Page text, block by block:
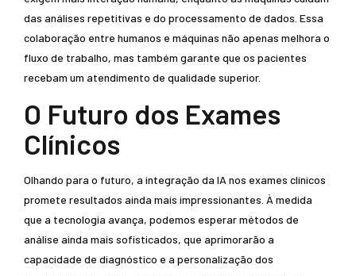
das análises repetitivas e do processamento de dados. Essa
colaboração entre humanos e máquinas não apenas melhora o
fluxo de trabalho, mas também garante que os pacientes
recebam um atendimento de qualidade superior.
O Futuro dos Exames
Clínicos
Olhando para o futuro, a integração da IA nos exames clínicos
promete resultados ainda mais impressionantes. À medida
que a tecnologia avança, podemos esperar métodos de
análise ainda mais sofisticados, que aprimorarão a
capacidade de diagnóstico e a personalização dos